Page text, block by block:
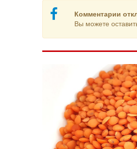
Комментарии
Вы можете